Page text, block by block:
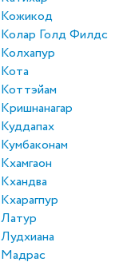
Кожикод
Колар Голд Филдс
Колхапур
Кота
Коттэйам
Кришнанагар
Куддапах
Кумбаконам
Кхамгаон
Кхандва
Кхарагпур
Латур
Лудхиана
Мадрас